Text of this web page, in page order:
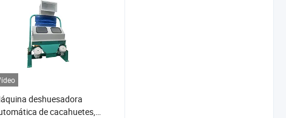
deshuesadora
de cacahuetes,